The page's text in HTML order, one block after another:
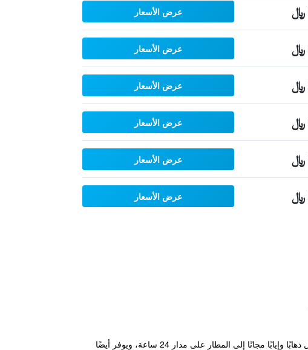
عرض الأسعار
عرض الأسعار
عرض الأسعار
عرض الأسعار
عرض الأسعار
عرض الأسعار
يقع هذا الفندق في هيرندون بفيرجينيا على بعد 4 دقائق بالسيارة من مطار واشنطن دولز الدولي ويقدم خدمة نقل ذهابًا وإيابًا مجانًا إلى المطار على مدار 24 ساعة، ويوفر أيضًا